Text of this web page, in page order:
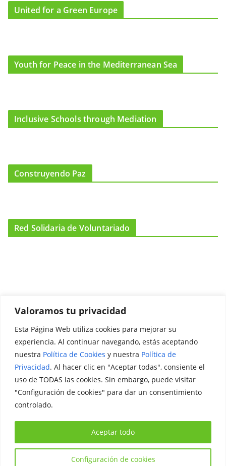
Valoramos tu privacidad
Esta Página Web utiliza cookies para mejorar su
experiencia. Al continuar navegando, estás aceptando
nuestra Política de Cookies y nuestra Política de
Privacidad. Al hacer clic en "Aceptar todas", consiente el
uso de TODAS las cookies. Sin embargo, puede visitar
"Configuración de cookies" para dar un consentimiento
controlado.
Configuración de cookies
Aceptar todo
United for a Green Europe
Youth for Peace in the Mediterranean Sea
Inclusive Schools through Mediation
Construyendo Paz
Red Solidaria de Voluntariado
Promociónate
Legal
Aviso Legal
Política de Privacidad
Política de Cookies
Copyright © 2026Iniciativa Internacional Joven